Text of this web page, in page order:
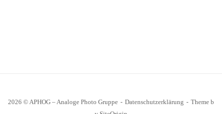
2026 © APHOG – Analoge Photo Gruppe Datenschutzerklärung
Theme b